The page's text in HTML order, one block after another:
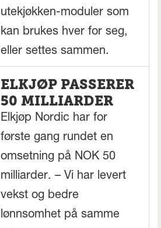
utekjøkken-moduler som
kan brukes hver for seg,
eller settes sammen.
ELKJØP PASSERER
50 MILLIARDER
Elkjøp Nordic har for
første gang rundet en
omsetning på NOK 50
milliarder. – Vi har levert
vekst og bedre
lønnsomhet på samme